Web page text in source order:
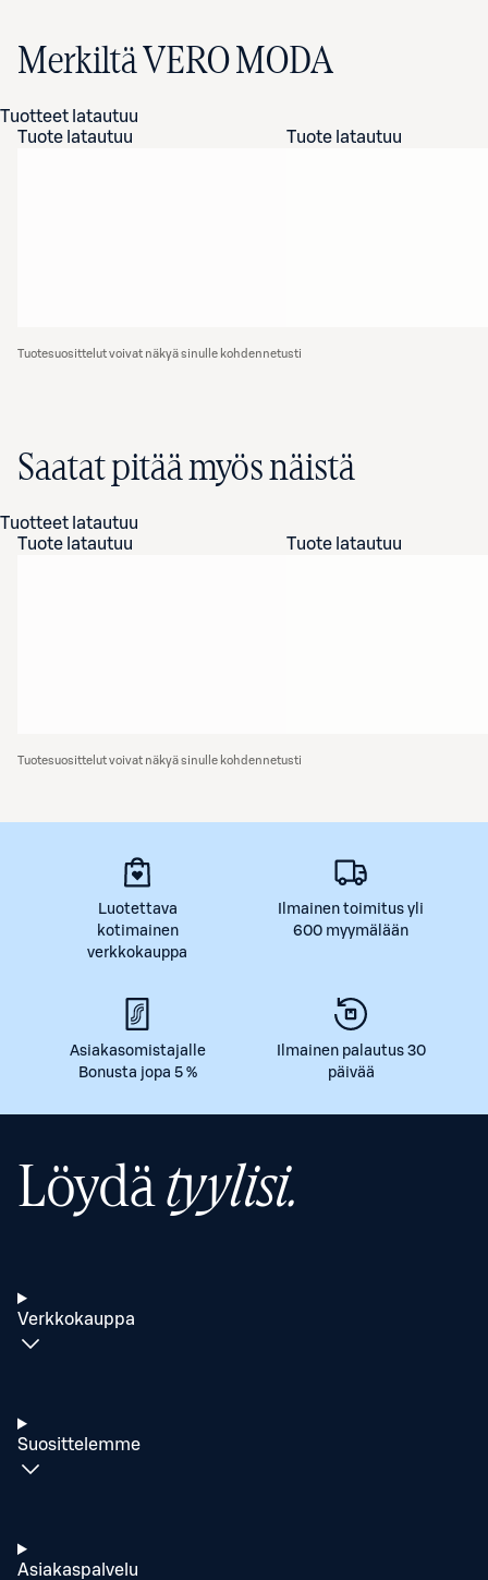
Merkiltä VERO MODA
Tuotteet latautuu
Tuote latautuu
Tuote latautuu
Tuotesuosittelut voivat näkyä sinulle kohdennetusti
Saatat pitää myös näistä
Tuotteet latautuu
Tuote latautuu
Tuote latautuu
Tuotesuosittelut voivat näkyä sinulle kohdennetusti
Luotettava
kotimainen
verkkokauppa
Ilmainen toimitus yli
600 myymälään
Asiakasomistajalle
Bonusta jopa 5 %
Ilmainen palautus 30
päivää
Löydätyylisi.
Verkkokauppa
Suosittelemme
Asiakaspalvelu